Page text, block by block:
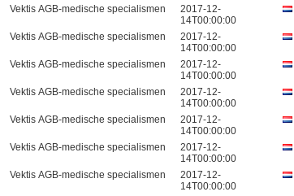
Vektis AGB-medische specialismen
2017-12-
14T00:00:00
Vektis AGB-medische specialismen
2017-12-
14T00:00:00
Vektis AGB-medische specialismen
2017-12-
14T00:00:00
Vektis AGB-medische specialismen
2017-12-
14T00:00:00
Vektis AGB-medische specialismen
2017-12-
14T00:00:00
Vektis AGB-medische specialismen
2017-12-
14T00:00:00
Vektis AGB-medische specialismen
2017-12-
14T00:00:00